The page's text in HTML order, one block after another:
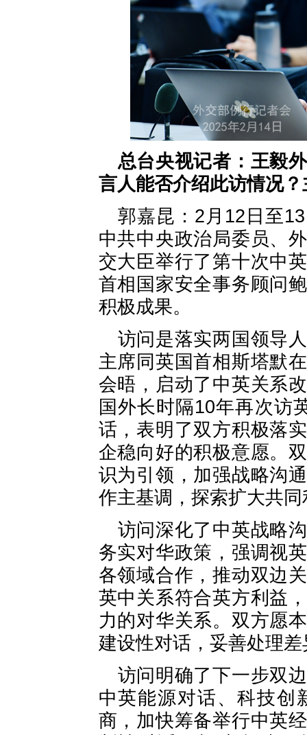
总台央视记者：王毅
言人能否介绍此访情况
郭嘉昆：2月12日至
中共中央政治局委员、
交大臣举行了第十次中
首相国家安全事务顾问
积极成果。
访问是落实两国领导
主席同英国首相斯塔默
会晤，启动了中英关系
国外长时隔10年再次访
话，表明了双方积极落
企稳向好的积极意愿。
识为引领，加强战略沟
作主基调，探索扩大共
访问深化了中英战略
务实对华政策，强调视
各领域合作，推动双边
英中关系符合英方利益
力的对华关系。双方愿
建设性对话，妥善处理
访问明确了下一步双
中英能源对话、科技创
商，加快筹备举行中英